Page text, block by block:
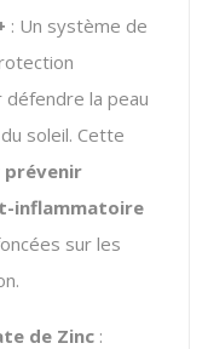
: Un système de
la peau
soleil. Cette
prévenir
inflammatoire
sur les
de Zinc :